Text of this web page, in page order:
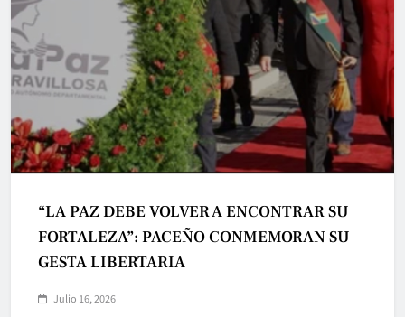
“LA PAZ DEBE VOLVER A ENCONTRAR SU
FORTALEZA”: PACEÑO CONMEMORAN SU
GESTA LIBERTARIA
Julio 16, 2026